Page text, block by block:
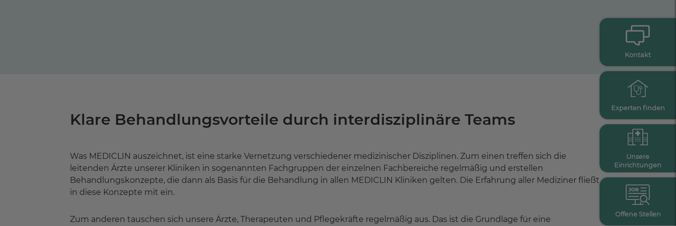
Klare Behandlungsvorteile durch interdisziplinäre Teams
Was MEDICLIN auszeichnet, ist eine starke Vernetzung verschiedener medizinischer Disziplinen. Zum einen treffen sich die
leitenden Ärzte unserer Kliniken in sogenannten Fachgruppen der einzelnen Fachbereiche regelmäßig und erstellen
Behandlungskonzepte, die dann als Basis für die Behandlung in allen MEDICLIN Kliniken gelten. Die Erfahrung aller Mediziner fließt
in diese Konzepte mit ein.
Zum anderen tauschen sich unsere Ärzte, Therapeuten und Pflegekräfte regelmäßig aus. Das ist die Grundlage für eine
Kontakt
Experten finden
Unsere
Einrichtungen
Offene Stellen